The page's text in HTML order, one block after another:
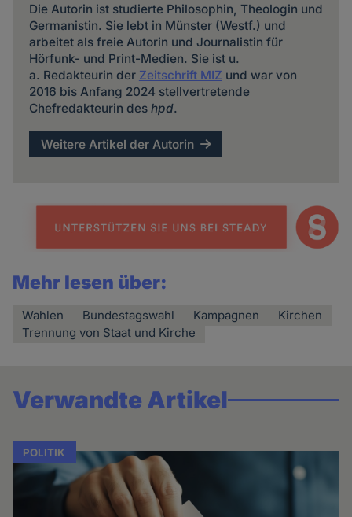
Die Autorin ist studierte Philosophin, Theologin und
Germanistin. Sie lebt in Münster (Westf.) und
arbeitet als freie Autorin und Journalistin für
Hörfunk- und Print-Medien. Sie ist u.
a. Redakteurin der Zeitschrift MIZ und war von
2016 bis Anfang 2024 stellvertretende
Chefredakteurin des hpd.
Weitere Artikel der Autorin
Mehr lesen über:
Wahlen Bundestagswahl Kampagnen
Kirchen
Trennung von Staat und Kirche
Verwandte Artikel
POLITIK